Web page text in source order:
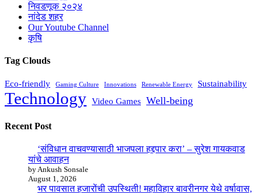
निवडणूक २०२४
नांदेड शहर
Our Youtube Channel
कृषि
Tag Clouds
Eco-friendly Gaming Culture Innovations Renewable Energy Sustainability
Technology Video Games Well-being
Recent Post
‘संविधान वाचवण्यासाठी भाजपला हद्दपार करा’ – सुरेश गायकवाड
यांचे आवाहन
by Ankush Sonsale
August 1, 2026
भर पावसात हजारोंची उपस्थिती! महाविहार बावरीनगर येथे वर्षावास,